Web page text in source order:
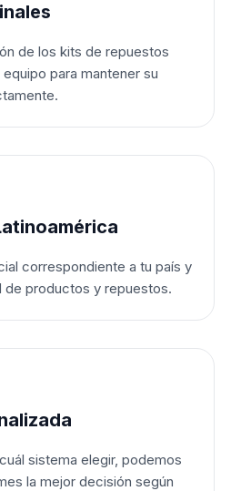
de los kits de repuestos
para mantener su
correspondiente a tu país y
de productos y repuestos.
sistema elegir, podemos
la mejor decisión según